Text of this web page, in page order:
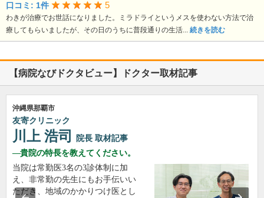
口コミ: 1件 5
わきが治療でお世話になりました。ミラドライというメスを使わない方法で治
療してもらいましたが、その日のうちに普段通りの生活... 続きを読む
【病院なびドクタビュー】ドクター取材記事
沖縄県那覇市
友寄クリニック
川上 浩司 院長 取材記事
貴院の特長を教えてください。
当院は常勤医3名の3診体制に加
え、非常勤の先生にもお手伝いい
ただき、地域のかかりつけ医とし